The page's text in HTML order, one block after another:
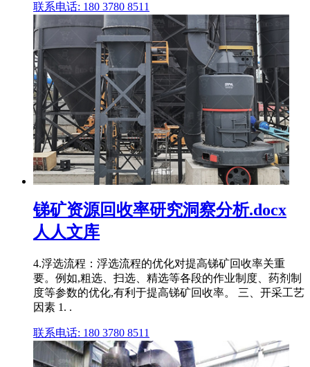
联系电话: 180 3780 8511
锑矿资源回收率研究洞察分析.docx
人人文库
4.浮选流程：浮选流程的优化对提高锑矿回收率关重
要。例如,粗选、扫选、精选等各段的作业制度、药剂制
度等参数的优化,有利于提高锑矿回收率。 三、开采工艺
因素 1. .
联系电话: 180 3780 8511